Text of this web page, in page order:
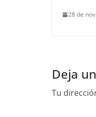
28 de
Deja
Tu